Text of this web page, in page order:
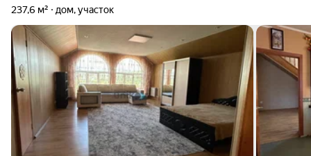
237,6 м² дом, участок